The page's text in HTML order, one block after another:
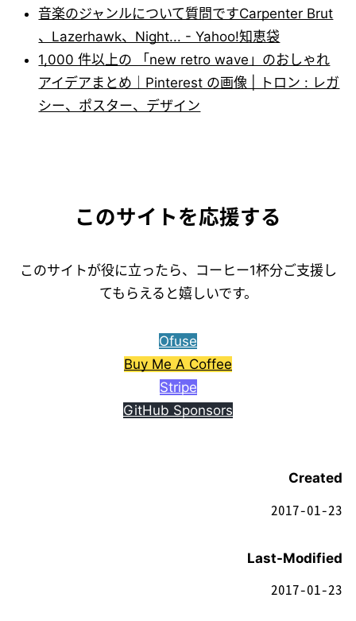
音楽のジャンルについて質問ですCarpenter Brut
、Lazerhawk、Night... - Yahoo!知恵袋
1,000 件以上の 「new retro wave」のおしゃれ
アイデアまとめ｜Pinterest の画像 | トロン : レガ
シー、ポスター、デザイン
このサイトを応援する
このサイトが役に立ったら、コーヒー1杯分ご支援し
てもらえると嬉しいです。
Ofuse
Buy Me A Coffee
Stripe
GitHub Sponsors
Created
2017-01-23
Last-Modified
2017-01-23